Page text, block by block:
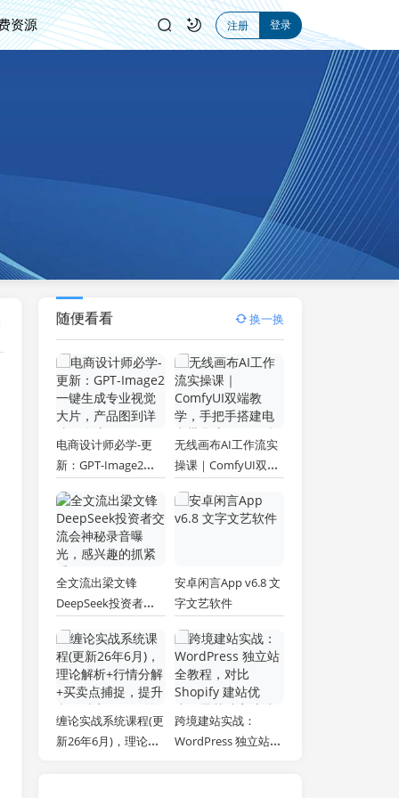
资源 注册 登录
随便看看 换一换
电商设计师必学-更
新：GPT-Image2一
片，产品图到详情页
全流程
无线画布AI工作流实
操课｜ComfyUI双端
商带货流程，一键批
量产出图文短视频素
全文流出梁文锋
DeepSeek投资者交
感兴趣的抓紧看
安卓闲言App v6.8 文
字文艺软件
缠论实战系统课程(更
新26年6月)，理论解
跨境建站实战：
WordPress 独立站全